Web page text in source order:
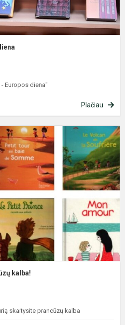
Europos diena"
Plačiau
kalba!
skaitysite prancūzų kalba